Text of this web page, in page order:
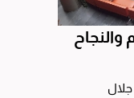
والنجاح
جلال